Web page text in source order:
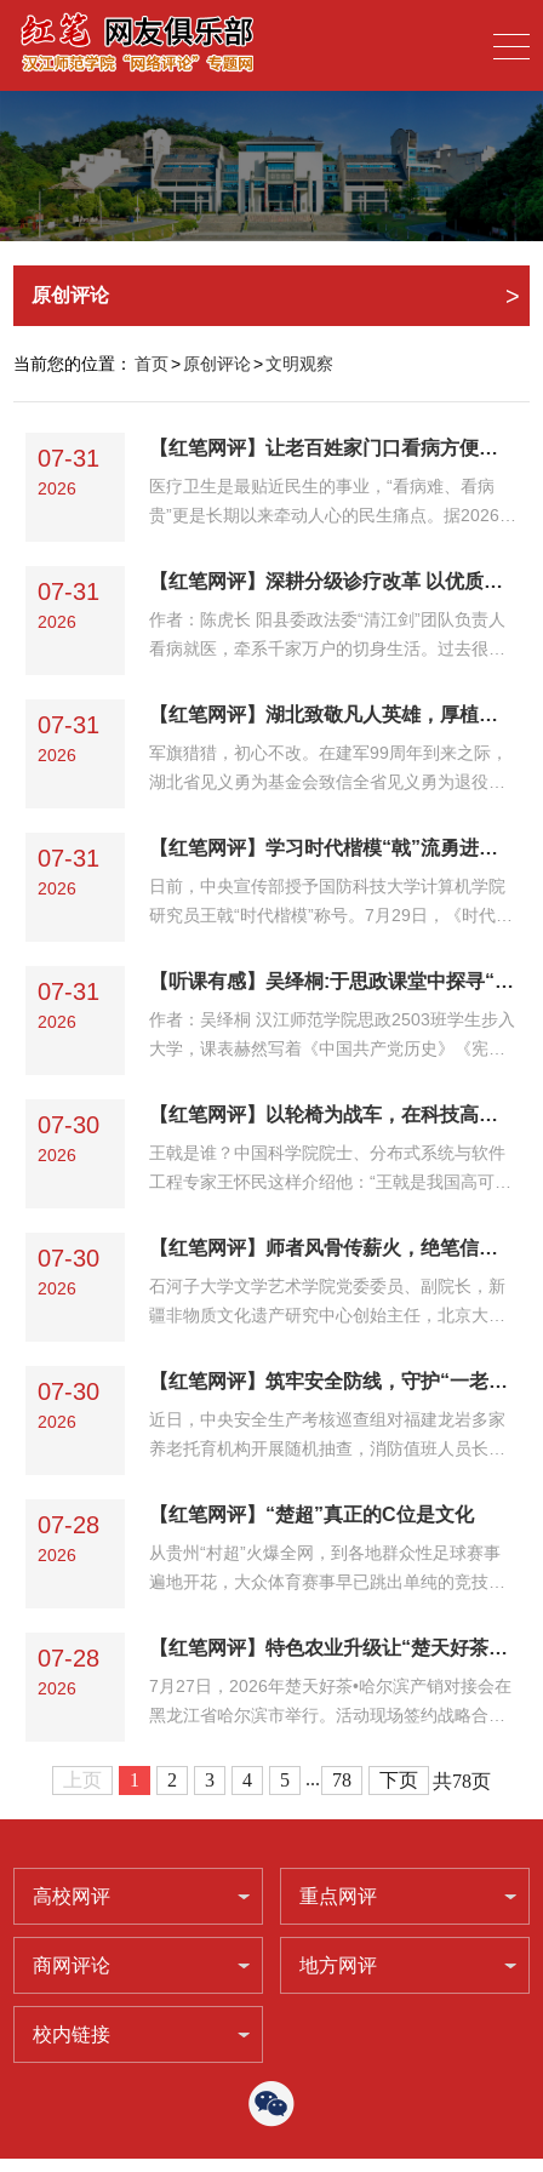
原创评论 >
当前您的位置： 首页> 原创评论>文明观察
07-31
2026
【红笔网评】让老百姓家门口看病方便又实惠
医疗卫生是最贴近民生的事业，“看病难、看病
贵”更是长期以来牵动人心的民生痛点。据2026年
研究员刘家敏教授，深耕医疗卫生行业三十多
策，梳理出一套同用就医看病攻略。这套攻略倡
导公众把基层医疗机构作为“首诊首选”。湖北省
板，以基层药品联动管理为关键突破口，在23个
县市探索开展“一张处方...
07-31
2026
【红笔网评】深耕分级诊疗改革 以优质医疗守护民生福祉
作者：陈虎长 阳县委政法委“清江剑”团队负责人
看病就医，牵系千家万户的切身生活。过去很长
赴三甲医院、重复检查增加开支、异地看病报销
中“看病难、看病贵”的真实困扰。为破解就医堵
点，湖北持续深耕医疗体制改革，扎实搭建分级
策红利，一步步引导群众转变就医观念，让看病
这件事变得轻松...
07-31
2026
【红笔网评】湖北致敬凡人英雄，厚植时代正气
军旗猎猎，初心不改。在建军99周年到来之际，
湖北省见义勇为基金会致信全省见义勇为退役军
个人，向脱下军装仍坚守担当的退役军人英雄致
一份庄重礼遇，不仅是对个体英勇壮举的真诚褒
奖，更是对“退役不褪色、退伍不退志”军人本色
了鲜明风向标。戎装虽卸，初心未改；岁月流
转，担当如初。军人...
07-31
2026
【红笔网评】学习时代楷模“戟”流勇进破浪行
日前，中央宣传部授予国防科技大学计算机学院
研究员王戟“时代楷模”称号。7月29日，《时代楷
合频道（CCTV-1）播出，王戟以轮椅为战车，深
志、赤诚热烈的报国初心，书写了矢志科技强
国、自强不息的动人篇章。习近平总书记深刻指
兴，科技强则国家强”，王戟以坚守作答爱国命
题，用攻坚践行科...
07-31
2026
【听课有感】吴绎桐:于思政课堂中探寻“礼” 之真谛
作者：吴绎桐 汉江师范学院思政2503班学生步入
大学，课表赫然写着《中国共产党历史》《宪法
系》…… 起初，我只将这些课程视作必须完成的
历史与现实精妙串联，才恍然发觉，有些课程正
于无声处悄然改变着我。学院提出“大礼铸信仰、
个学期下来，回望课堂上那些触动心灵的瞬间，
我发现，这个...
07-30
2026
【红笔网评】以轮椅为战车，在科技高地冲锋不止
王戟是谁？中国科学院院士、分布式系统与软件
工程专家王怀民这样介绍他：“王戟是我国高可信
首次提出‘高可信软件技术’概念。”他扎根军队教
硬核”赛道矢志自主创新，带领团队啃下无数硬骨
头，为保障航空航天、重大武器装备等领域关键
终向阳而行，以钢铁般的意志，在新时代科研征
途上写下...
07-30
2026
【红笔网评】师者风骨传薪火，绝笔信中传递生命回响
石河子大学文学艺术学院党委委员、副院长，新
疆非物质文化遗产研究中心创始主任，北京大学
教授、博士生导师吴新锋同志，因病医治无效，
岁。7月24日8时39分，石河子大学文学艺术学院
公众号再次发文悼念吴新锋副院长，其中公布了
守，当石河子大学吴新锋教授的生命指针定格在
2026年7月23日，一封情...
07-30
2026
【红笔网评】筑牢安全防线，守护“一老一小”稳稳的幸福
近日，中央安全生产考核巡查组对福建龙岩多家
养老托育机构开展随机抽查，消防值班人员长时
光，这些问题简单易见却并没有引起相关机构的
关注的重点群体，养老托育机构安全来不得丝毫
马虎懈怠，必须以严的标准、实的举措，牢牢守
扛牢的民生之责。老年人、婴幼儿自救能力弱、
风险抵御能力差...
07-28
2026
【红笔网评】“楚超”真正的C位是文化
从贵州“村超”火爆全网，到各地群众性足球赛事
遍地开花，大众体育赛事早已跳出单纯的竞技范
口。据湖北日报报道，2026年湖北省城市足球联
围成功出圈，相较于同质化的体育赛事，楚超的
亮眼之处，从不在于赛场胜负，而在于牢牢站稳
实践诠释了何为文化主体性。文化主体性，是一
07-28
2026
【红笔网评】特色农业升级让“楚天好茶”出圈
7月27日，2026年楚天好茶•哈尔滨产销对接会在
黑龙江省哈尔滨市举行。活动现场签约战略合作
天好茶专营店”牌匾，标志着荆楚佳茗以强劲势头
荆楚茶香跨越3000公里，既飘进了东北百姓的茶
上页 1 2 3 4 5 ... 78 下页 共78页
高校网评 重点网评
商网评论 地方网评
校内链接